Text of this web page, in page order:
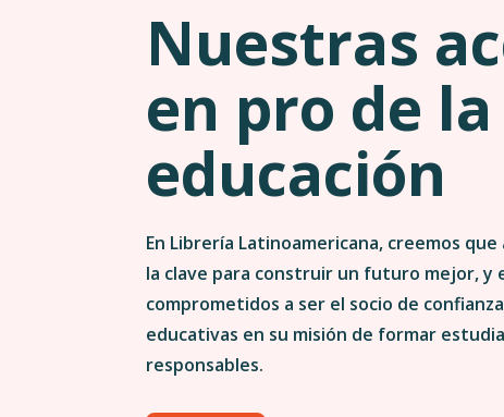
Nuestras
en pro de la
educación
En Librería Latinoamericana, creemos
la clave para construir un futuro mejor, y
comprometidos a ser el socio de
educativas en su misión de formar
responsables.